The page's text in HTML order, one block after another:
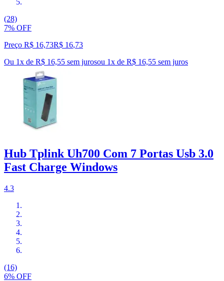
(28)
7% OFF
Preço R$ 16,73R$ 16,73
Ou 1x de R$ 16,55 sem jurosou 1x de R$ 16,55 sem juros
Hub Tplink Uh700 Com 7 Portas Usb 3.0
Fast Charge Windows
4.3
(16)
6% OFF